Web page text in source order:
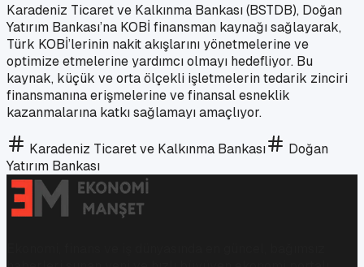
Karadeniz Ticaret ve Kalkınma Bankası (BSTDB), Doğan
Yatırım Bankası’na KOBİ finansman kaynağı sağlayarak,
Türk KOBİ’lerinin nakit akışlarını yönetmelerine ve
optimize etmelerine yardımcı olmayı hedefliyor. Bu
kaynak, küçük ve orta ölçekli işletmelerin tedarik zinciri
finansmanına erişmelerine ve finansal esneklik
kazanmalarına katkı sağlamayı amaçlıyor.
Karadeniz Ticaret ve Kalkınma Bankası
Doğan
Yatırım Bankası